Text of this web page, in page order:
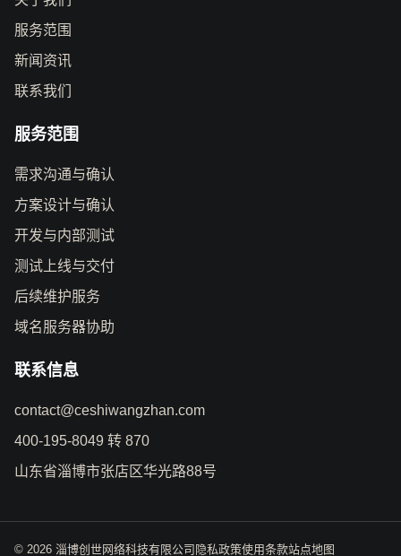
服务范围
新闻资讯
联系我们
服务范围
需求沟通与确认
方案设计与确认
开发与内部测试
测试上线与交付
后续维护服务
域名服务器协助
联系信息
contact@ceshiwangzhan.com
400-195-8049 转 870
山东省淄博市张店区华光路88号
© 2026 淄博创世网络科技有限公司 隐私政策使用条款站点地图